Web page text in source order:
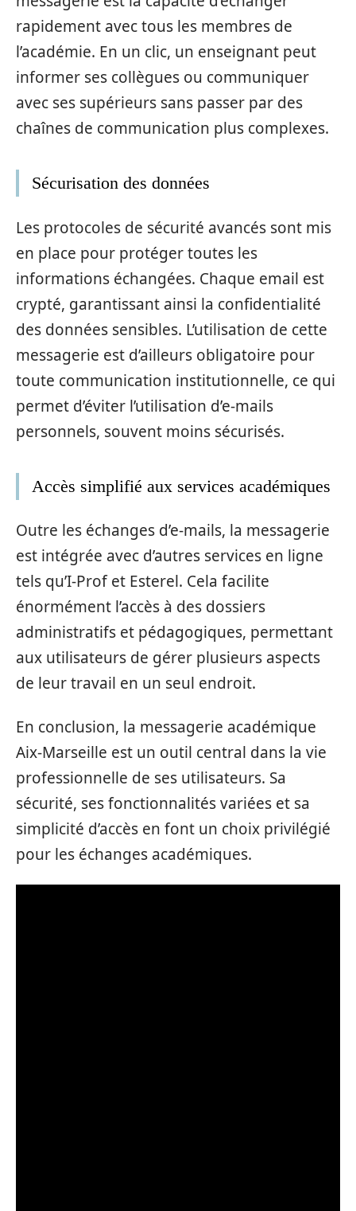
rapidement avec tous les membres de
l’académie. En un clic, un enseignant peut
informer ses collègues ou communiquer
avec ses supérieurs sans passer par des
chaînes de communication plus complexes.
Sécurisation des données
Les protocoles de sécurité avancés sont mis
en place pour protéger toutes les
informations échangées. Chaque email est
crypté, garantissant ainsi la confidentialité
des données sensibles. L’utilisation de cette
messagerie est d’ailleurs obligatoire pour
toute communication institutionnelle, ce qui
permet d’éviter l’utilisation d’e-mails
personnels, souvent moins sécurisés.
Accès simplifié aux services académiques
Outre les échanges d’e-mails, la messagerie
est intégrée avec d’autres services en ligne
tels qu’I-Prof et Esterel. Cela facilite
énormément l’accès à des dossiers
administratifs et pédagogiques, permettant
aux utilisateurs de gérer plusieurs aspects
de leur travail en un seul endroit.
En conclusion, la messagerie académique
Aix-Marseille est un outil central dans la vie
professionnelle de ses utilisateurs. Sa
sécurité, ses fonctionnalités variées et sa
simplicité d’accès en font un choix privilégié
pour les échanges académiques.